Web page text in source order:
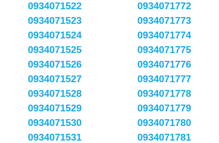
0934071522
0934071523
0934071524
0934071525
0934071526
0934071527
0934071528
0934071529
0934071530
0934071531
0934071772
0934071773
0934071774
0934071775
0934071776
0934071777
0934071778
0934071779
0934071780
0934071781